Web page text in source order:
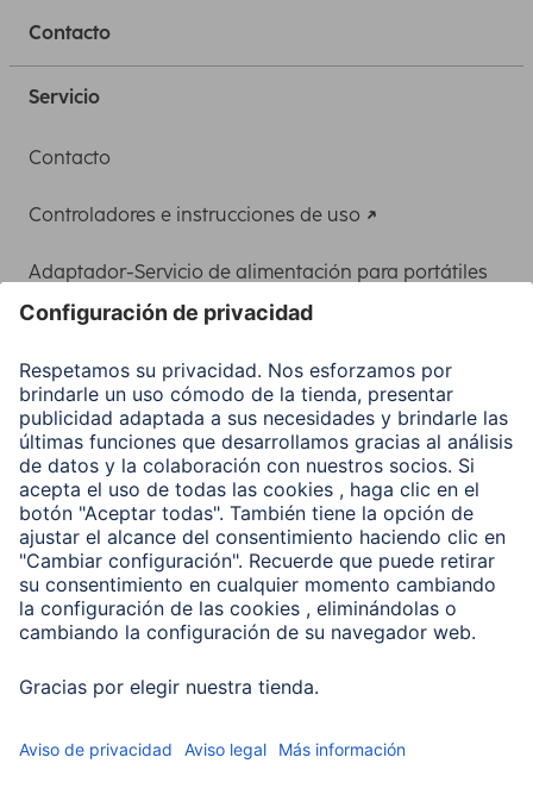
Contacto
Servicio
Contacto
Controladores e instrucciones de uso
Adaptador-Servicio de alimentación para portátiles
Clientes online
Conviértete en distribuidor
Compañía
Historia de la empresa
Hama en todo el Mundo
Sostenibilidad
Business-Portal